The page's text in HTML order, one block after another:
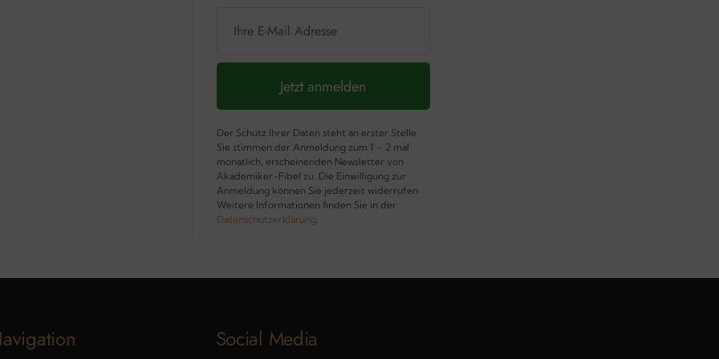
Jetzt anmelden
Der Schutz Ihrer Daten steht an erster Stelle.
Sie stimmen der Anmeldung zum 1 – 2 mal
monatlich, erscheinenden Newsletter von
Akademiker-Fibel zu. Die Einwilligung zur
Anmeldung können Sie jederzeit widerrufen.
Weitere Informationen finden Sie in der
Datenschutzerklärung.
Social Media